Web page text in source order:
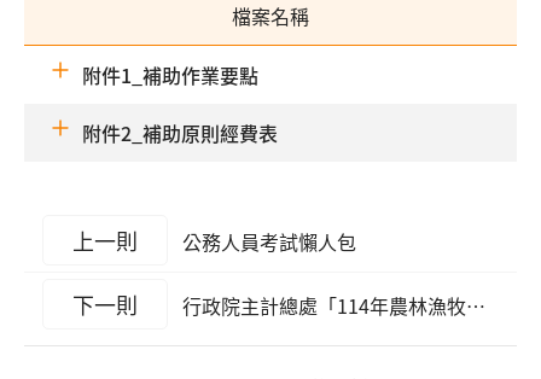
檔案名稱
附件1_補助作業要點
附件2_補助原則經費表
上一則 公務人員考試懶人包
下一則 行政院主計總處「114年農林漁牧業普查訊息傳播作業方法」